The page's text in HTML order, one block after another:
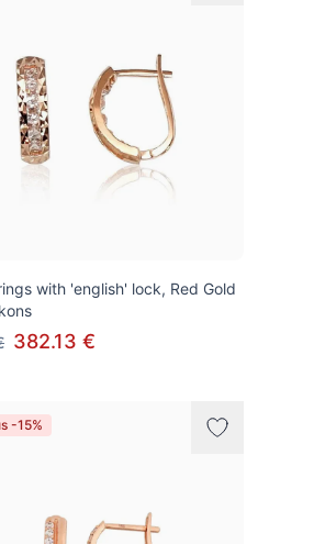
with 'english' lock, Red Gold
382.13 €
-15%